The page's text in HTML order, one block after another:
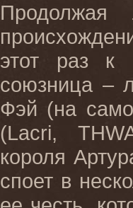
Продолжая
этот раз к
союзница –
Фэй (на
(Lacri,
короля
споет в